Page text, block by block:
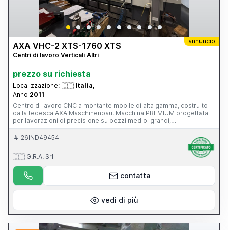
annuncio
AXA VHC-2 XTS-1760 XTS
Centri di lavoro Verticali Altri
prezzo su richiesta
Localizzazione: 🇮🇹 Italia,
Anno 2011
Centro di lavoro CNC a montante mobile di alta gamma, costruito
dalla tedesca AXA Maschinenbau. Macchina PREMIUM progettata
per lavorazioni di precisione su pezzi medio-grandi,
particolarmente diffusa nei settori: stampi e attrezzature;
aerospaziale; energia; costruzione macchine; componenti di
a un classico centro verticale a tavola mobile, con 39.500 ore di
lavoro, CN Siemens 840D, funzionante e con manutenzione
impeccabile, superaccessoriata (magazzino utensili, evacuatore di
truciolo...), mandrino in ottimo stato.
26IND49454
🇮🇹 G.R.A. Srl
contatta
vedi di più